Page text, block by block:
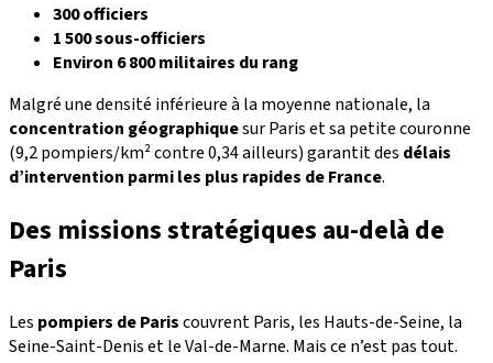
300 officiers
1 500 sous-officiers
Environ 6 800 militaires du rang
Malgré une densité inférieure à la moyenne nationale, la
concentration géographiquesur Paris et sa petite couronne
(9,2 pompiers/km² contre 0,34 ailleurs) garantit des délais
d’intervention parmi les plus rapides de France.
Des missions stratégiques au-delà de
Paris
Les pompiers de Pariscouvrent Paris, les Hauts-de-Seine, la
Seine-Saint-Denis et le Val-de-Marne. Mais ce n’est pas tout.